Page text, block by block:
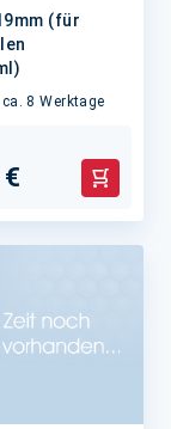
(für
8 Werktage
In den